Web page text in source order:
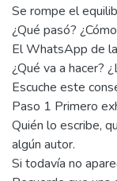
Se rompe el
¿Qué pasó?
El WhatsApp de
¿Qué va a hacer?
Escuche este
Paso 1 Primero
Quién lo escribe,
algún autor.
Si todavía no